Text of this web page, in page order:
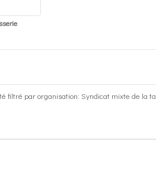
filtré par organisation: Syndicat mixte de la